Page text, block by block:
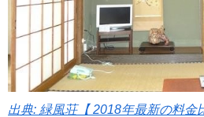
出典: 緑風荘【 2018年最新の料金